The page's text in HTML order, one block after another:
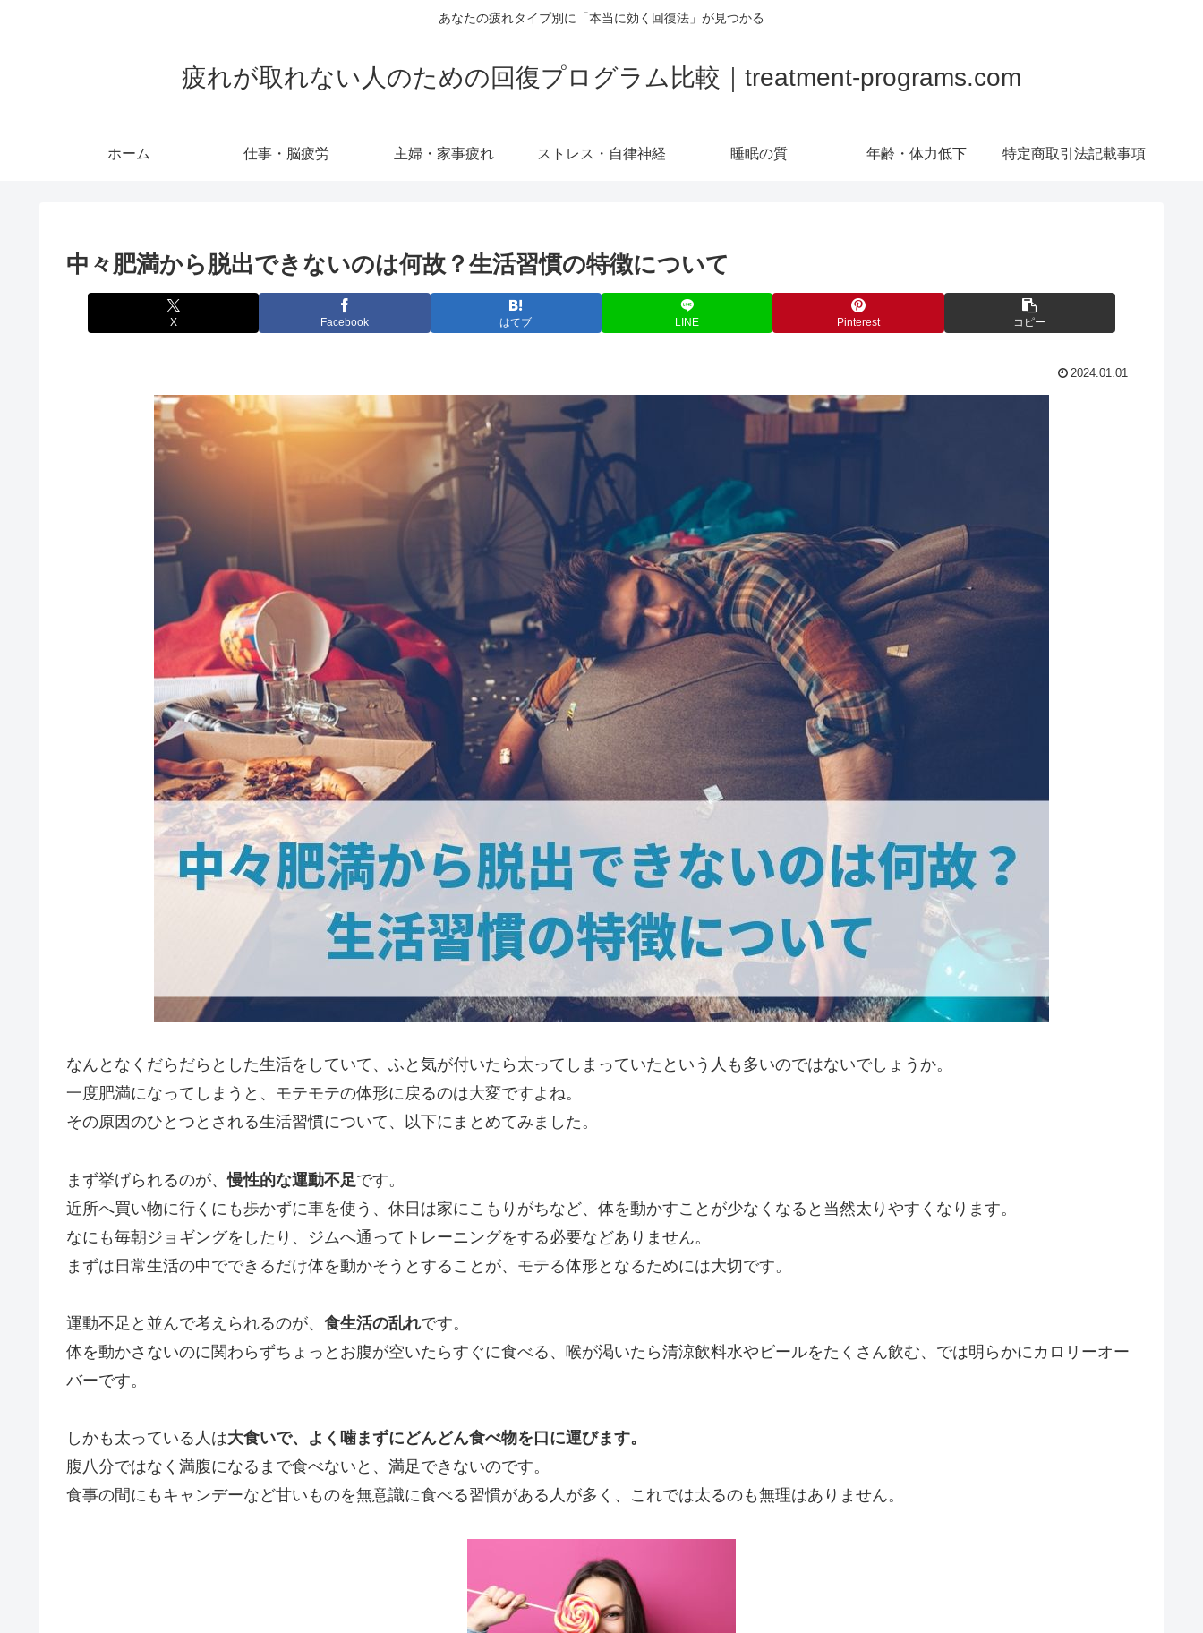
あなたの疲れタイプ別に「本当に効く回復法」が見つかる
疲れが取れない人のための回復プログラム比較｜treatment-programs.com
ホーム 仕事・脳疲労 主婦・家事疲れ ストレス・自律神経 睡眠の質 年齢・体力低下 特定商取引法記載事項
中々肥満から脱出できないのは何故？生活習慣の特徴について
X Facebook はてブ LINE Pinterest コピー
2024.01.01
なんとなくだらだらとした生活をしていて、ふと気が付いたら太ってしまっていたという人も多いのではないでしょうか。
一度肥満になってしまうと、モテモテの体形に戻るのは大変ですよね。
その原因のひとつとされる生活習慣について、以下にまとめてみました。
まず挙げられるのが、慢性的な運動不足です。
近所へ買い物に行くにも歩かずに車を使う、休日は家にこもりがちなど、体を動かすことが少なくなると当然太りやすくなります。
なにも毎朝ジョギングをしたり、ジムへ通ってトレーニングをする必要などありません。
まずは日常生活の中でできるだけ体を動かそうとすることが、モテる体形となるためには大切です。
運動不足と並んで考えられるのが、 食生活の乱れです。
体を動かさないのに関わらずちょっとお腹が空いたらすぐに食べる、喉が渇いた ら清涼飲料水やビールをたくさん飲む、では明らかにカロリーオー
バーです。
しかも太っている人は大食いで、よく噛まずにどんどん食べ物を口に運びます。
腹八分ではなく満腹になるまで食べないと、満足できないのです。
食事の間にもキャンデーなど甘いものを無意識に食べる習慣がある人が多く、これでは太るのも無理はありません。